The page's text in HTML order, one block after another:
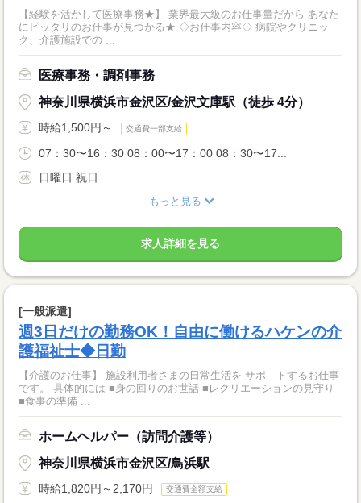
【経験を活かして医療事務★】 業界最大級のお仕事量だから あなた
にピッタリのお仕事が見つかる★ ◇お仕事内容◇ 病院やクリニッ
ク、介護施設での ...
医療事務・調剤事務
神奈川県横浜市金沢区/金沢文庫駅（徒歩 4分）
時給1,500円～ 交通費一部支給
07：30〜16：30 08：00〜17：00 08：30〜17...
日曜日 祝日
もっと見る
求人詳細を見る
[一般派遣]
週3日だけの勤務OK！自由に働けるハケンの介
護福祉士◆日勤
【介護のお仕事】 施設利用者さまの日常生活を サポ―トするお仕事
です。 具体的には ■身の回りのお世話 ■レクリエーションの見守り
■食事の準備 ...
ホームヘルパー（訪問介護等）
神奈川県横浜市金沢区/鳥浜駅
時給1,820円～2,170円 交通費全額支給